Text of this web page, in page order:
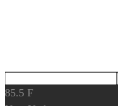
85.5 F